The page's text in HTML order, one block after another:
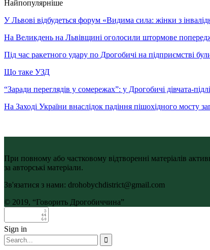
Найпопулярніше
У Львові відбудеться форум «Видима сила: жінки з
На Великдень на Львівщині оголосили штормове
Під час ракетного удару по Дрогобичі на підприємстві
Що таке УЗД
“Заради переглядів у сомережах”: у Дрогобичі дівчата-
На Заході України внаслідок падіння пішохідного
При повному або частковому відтворенні матеріалів
за авторські матеріали.
Зв'язатися з нами: drohobychdistrict@gmail.com
© 2019, “Говорить Дрогобиччина”
Sign in